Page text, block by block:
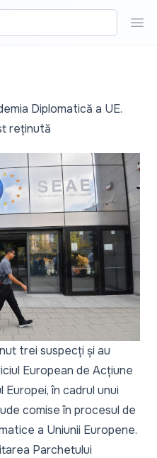
Diplomatică a UE.
reținută
trei suspecți și au
European de Acțiune
Europei, în cadrul unui
comise în procesul de
a Uniunii Europene.
Parchetului